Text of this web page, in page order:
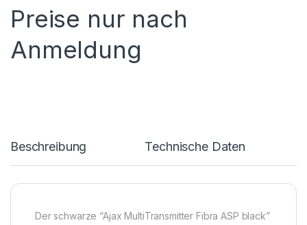
Preise nur nach
Anmeldung
Beschreibung Technische Daten
Der schwarze “Ajax MultiTransmitter Fibra ASP black”